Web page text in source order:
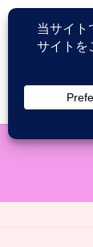
コ
ス
キ
ナ
ン
に